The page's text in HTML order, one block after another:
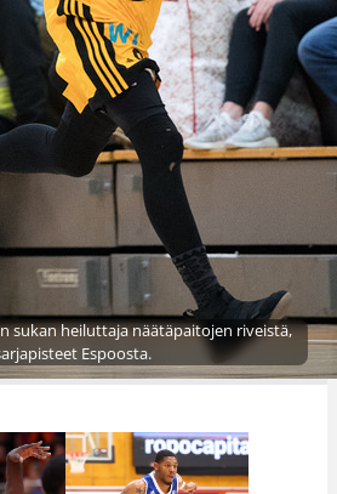
sukan heiluttaja näätäpaitojen riveistä,
Espoosta.